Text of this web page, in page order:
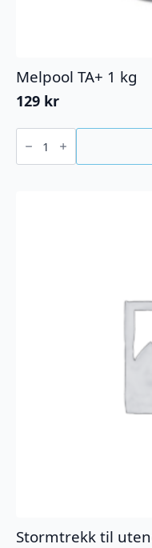
Melpool TA+ 1 kg
129 kr
Melpool
TA+
kg
Stormtrekk til